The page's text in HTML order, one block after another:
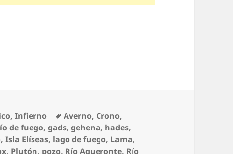
,Infierno Etiquetas
Averno, Crono,
de fuego,gads,gehena, hades,
,Isla Elíseas, lago de fuego, Lama,
, Plutón, pozo, Río Aqueronte, Río